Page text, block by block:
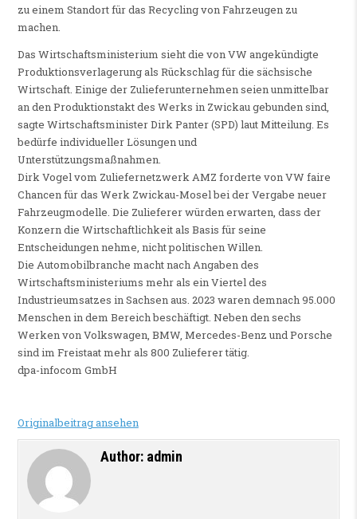
zu einem Standort für das Recycling von Fahrzeugen zu
machen.
Das Wirtschaftsministerium sieht die von VW angekündigte
Produktionsverlagerung als Rückschlag für die sächsische
Wirtschaft. Einige der Zulieferunternehmen seien unmittelbar
an den Produktionstakt des Werks in Zwickau gebunden sind,
sagte Wirtschaftsminister Dirk Panter (SPD) laut Mitteilung. Es
bedürfe individueller Lösungen und
Unterstützungsmaßnahmen.
Dirk Vogel vom Zuliefernetzwerk AMZ forderte von VW faire
Chancen für das Werk Zwickau-Mosel bei der Vergabe neuer
Fahrzeugmodelle. Die Zulieferer würden erwarten, dass der
Konzern die Wirtschaftlichkeit als Basis für seine
Entscheidungen nehme, nicht politischen Willen.
Die Automobilbranche macht nach Angaben des
Wirtschaftsministeriums mehr als ein Viertel des
Industrieumsatzes in Sachsen aus. 2023 waren demnach 95.000
Menschen in dem Bereich beschäftigt. Neben den sechs
Werken von Volkswagen, BMW, Mercedes-Benz und Porsche
sind im Freistaat mehr als 800 Zulieferer tätig.
dpa-infocom GmbH
Originalbeitrag ansehen
Author: admin